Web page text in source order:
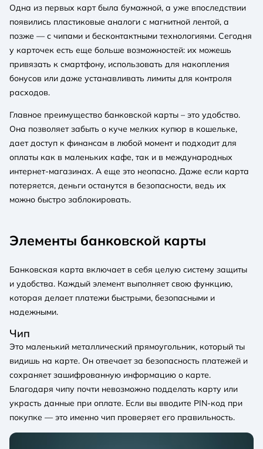
Одна из первых карт была бумажной, а уже впоследствии
появились пластиковые аналоги с магнитной лентой, а
позже — с чипами и бесконтактными технологиями. Сегодня
у карточек есть еще больше возможностей: их можешь
привязать к смартфону, использовать для накопления
бонусов или даже устанавливать лимиты для контроля
расходов.
Главное преимущество банковской карты – это удобство.
Она позволяет забыть о куче мелких купюр в кошельке,
дает доступ к финансам в любой момент и подходит для
оплаты как в маленьких кафе, так и в международных
интернет-магазинах. А еще это неопасно. Даже если карта
потеряется, деньги останутся в безопасности, ведь их
можно быстро заблокировать.
Элементы банковской карты
Банковская карта включает в себя целую систему защиты
и удобства. Каждый элемент выполняет свою функцию,
которая делает платежи быстрыми, безопасными и
надежными.
Чип
Это маленький металлический прямоугольник, который ты
видишь на карте. Он отвечает за безопасность платежей и
сохраняет зашифрованную информацию о карте.
Благодаря чипу почти невозможно подделать карту или
украсть данные при оплате. Если вы вводите PIN-код при
покупке — это именно чип проверяет его правильность.